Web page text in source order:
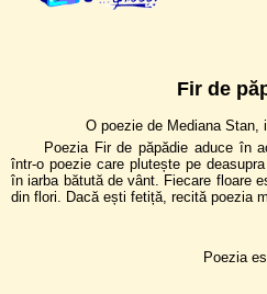
Fir de
O poezie de Mediana Stan,
Poezia Fir de păpădie aduce în
într-o poezie care plutește pe
în iarba bătută de vânt. Fiecare floare
din flori. Dacă ești fetiță, recită poezia
Poezia